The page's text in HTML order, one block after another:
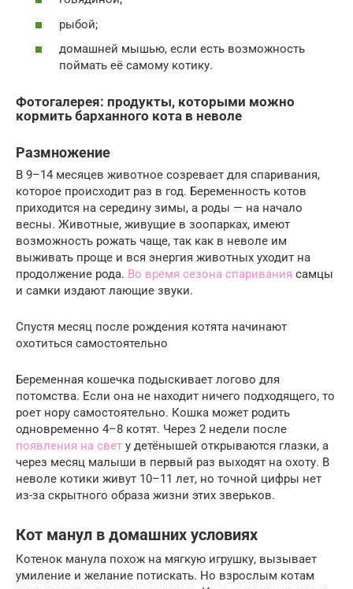
рыбой;
домашней мышью, если есть возможность
поймать её самому котику.
Фотогалерея: продукты, которыми можно
кормить барханного кота в неволе
Размножение
В 9–14 месяцев животное созревает для спаривания,
которое происходит раз в год. Беременность котов
приходится на середину зимы, а роды — на начало
весны. Животные, живущие в зоопарках, имеют
возможность рожать чаще, так как в неволе им
выживать проще и вся энергия животных уходит на
продолжение рода. Во время сезона спаривания самцы
и самки издают лающие звуки.
Спустя месяц после рождения котята начинают
охотиться самостоятельно
Беременная кошечка подыскивает логово для
потомства. Если она не находит ничего подходящего, то
роет нору самостоятельно. Кошка может родить
одновременно 4–8 котят. Через 2 недели после
появления на свет у детёнышей открываются глазки, а
через месяц малыши в первый раз выходят на охоту. В
неволе котики живут 10–11 лет, но точной цифры нет
из-за скрытного образа жизни этих зверьков.
Кот манул в домашних условиях
Котенок манула похож на мягкую игрушку, вызывает
умиление и желание потискать. Но взрослым котам